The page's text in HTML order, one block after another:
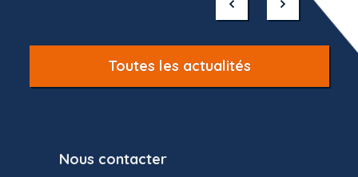
Toutes les actualités
Nous contacter